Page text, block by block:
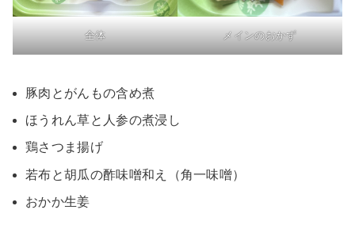
全体 メインのおかず
豚肉とがんもの含め煮
ほうれん草と人参の煮浸し
鶏さつま揚げ
若布と胡瓜の酢味噌和え（角一味噌）
おかか生姜